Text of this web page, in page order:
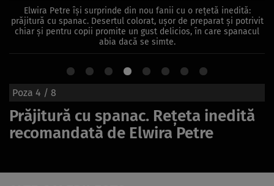
Elwira Petre își surprinde din nou fanii cu o rețetă inedită:
prăjitură cu spanac. Desertul colorat, ușor de preparat și potrivit
chiar și pentru copii promite un gust delicios, în care spanacul
abia dacă se simte.
Poza 4 / 8
Prăjitură cu spanac. Rețeta inedită
recomandată de Elwira Petre